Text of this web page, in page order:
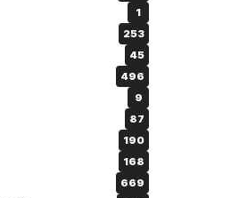
1
253
45
496
9
87
190
168
669